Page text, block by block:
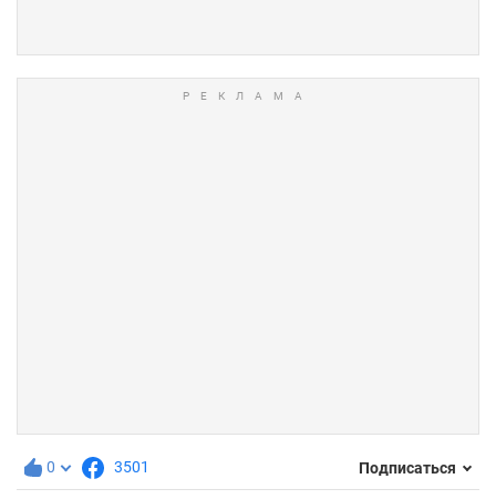
0 3501 Подписаться